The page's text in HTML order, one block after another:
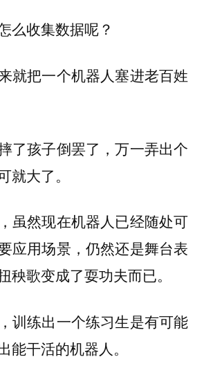
么收集数据呢？
就把一个机器人塞进老百姓
了孩子倒罢了，万一弄出个
就大了。
虽然现在机器人已经随处可
应用场景，仍然还是舞台表
秧歌变成了耍功夫而已。
训练出一个练习生是有可能
能干活的机器人。